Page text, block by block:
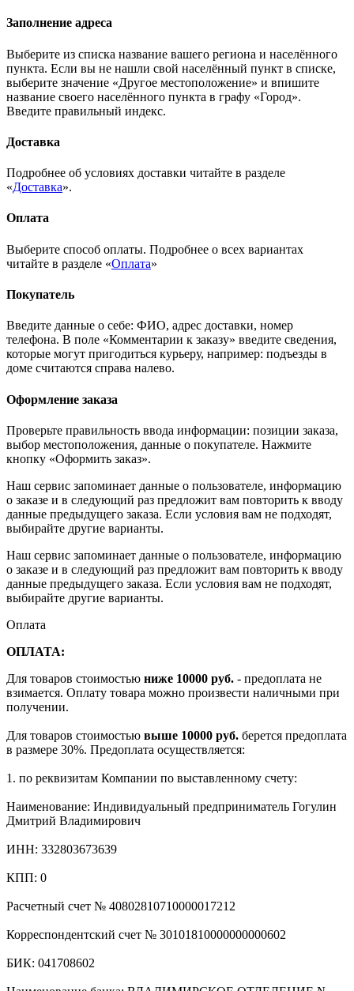
Заполнение адреса
Выберите из списка название вашего региона и населённого
пункта. Если вы не нашли свой населённый пункт в списке,
выберите значение «Другое местоположение» и впишите
название своего населённого пункта в графу «Город».
Введите правильный индекс.
Доставка
Подробнее об условиях доставки читайте в разделе
«Доставка».
Оплата
Выберите способ оплаты. Подробнее о всех вариантах
читайте в разделе «Оплата»
Покупатель
Введите данные о себе: ФИО, адрес доставки, номер
телефона. В поле «Комментарии к заказу» введите сведения,
которые могут пригодиться курьеру, например: подъезды в
доме считаются справа налево.
Оформление заказа
Проверьте правильность ввода информации: позиции заказа,
выбор местоположения, данные о покупателе. Нажмите
кнопку «Оформить заказ».
Наш сервис запоминает данные о пользователе, информацию
о заказе и в следующий раз предложит вам повторить к вводу
данные предыдущего заказа. Если условия вам не подходят,
выбирайте другие варианты.
Наш сервис запоминает данные о пользователе, информацию
о заказе и в следующий раз предложит вам повторить к вводу
данные предыдущего заказа. Если условия вам не подходят,
выбирайте другие варианты.
Оплата
ОПЛАТА:
Для товаров стоимостью ниже 10000 руб. - предоплата не
взимается. Оплату товара можно произвести наличными при
получении.
Для товаров стоимостью выше 10000 руб. берется предоплата
в размере 30%. Предоплата осуществляется:
1. по реквизитам Компании по выставленному счету:
Наименование: Индивидуальный предприниматель Гогулин
Дмитрий Владимирович
ИНН: 332803673639
КПП: 0
Расчетный счет № 40802810710000017212
Корреспондентский счет № 30101810000000000602
БИК: 041708602